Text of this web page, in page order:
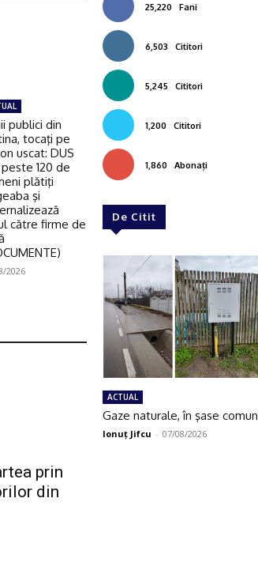
publici din
tocaţi pe
uscat: DUS
120 de
plătiţi
şi
către firme de
2026
prin
din
25,220 Fani
6,503 Cititori
5,245 Cititori
1,200 Cititori
1,860 Abonați
De Citit
ACTUAL
Gaze naturale, în şase
Ionuţ Jifcu - 07/08/2026